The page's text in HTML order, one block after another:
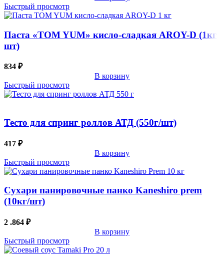
Быстрый просмотр
Паста «TOM YUM» кисло-сладкая AROY-D (1кг/
шт)
834 ₽
В корзину
Быстрый просмотр
Тесто для спринг роллов АТД (550г/шт)
417 ₽
В корзину
Быстрый просмотр
Сухари панировочные панко Kaneshiro prem
(10кг/шт)
2 .864 ₽
В корзину
Быстрый просмотр